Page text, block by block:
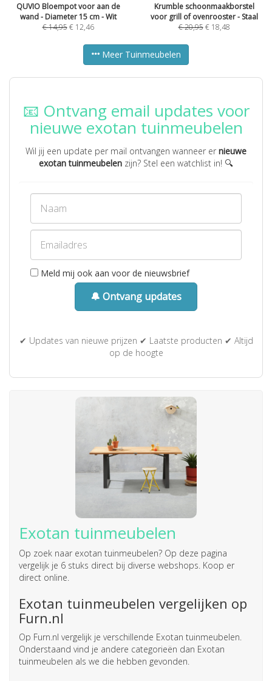
QUVIO Bloempot voor aan de
wand - Diameter 15 cm - Wit
€14,95 € 12,46
Krumble schoonmaakborstel
voor grill of ovenrooster - Staal
€20,95 € 18,48
Meer Tuinmeubelen
📧 Ontvang email updates voor
nieuwe exotan tuinmeubelen
Wil jij een update per mail ontvangen wanneer er nieuwe
exotan tuinmeubelen zijn? Stel een watchlist in! 🔍
Meld mij ook aan voor de nieuwsbrief
🔔 Ontvang updates
✔ Updates van nieuwe prijzen ✔ Laatste producten ✔ Altijd
op de hoogte
Exotan tuinmeubelen
Op zoek naar exotan tuinmeubelen? Op deze pagina
vergelijk je 6 stuks direct bij diverse webshops. Koop er
direct online.
Exotan tuinmeubelen vergelijken op
Furn.nl
Op Furn.nl vergelijk je verschillende Exotan tuinmeubelen.
Onderstaand vind je andere categorieën dan Exotan
tuinmeubelen als we die hebben gevonden.